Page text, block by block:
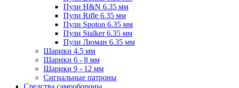
Пули H&N 6.35 мм
Пули Rifle 6.35 мм
Пули Spoton 6.35 мм
Пули Stalker 6.35 мм
Пули Люман 6.35 мм
Шарики 4.5 мм
Шарики 6 - 8 мм
Шарики 9 - 12 мм
Сигнальные патроны
Средства самообороны